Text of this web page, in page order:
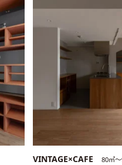
VINTAGE×CAFE 80㎡